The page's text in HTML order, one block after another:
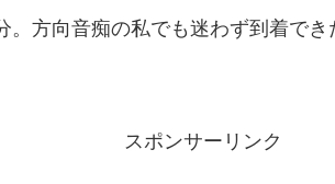
。方向音痴の私でも迷わず到着で
スポンサーリンク